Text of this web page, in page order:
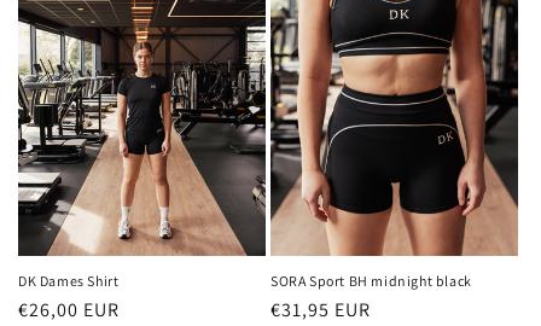
DK Dames Shirt
Normale
€26,00 EUR
SORA Sport BH midnight black
Normale
€31,95 EUR